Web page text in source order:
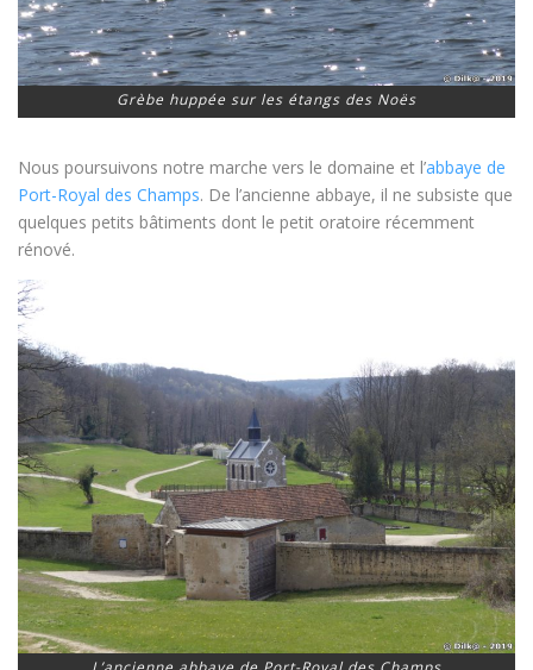
Grèbe huppée sur les étangs des Noës
Nous poursuivons notre marche vers le domaine et l’abbaye de
Port-Royal des Champs. De l’ancienne abbaye, il ne subsiste que
quelques petits bâtiments dont le petit oratoire récemment
rénové.